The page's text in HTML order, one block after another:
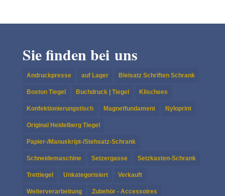
Sie finden bei uns
Andruckpresse auf Lager Bleisatz Schriften Schrank
Boston Tiegel Buchdruck | Tiegel Klischees
Konfektionierungstisch Magnetfundament Nyloprint
Original Heidelberg Tiegel
Papier-/Manuskript-/Stehsatz-Schrank
Schneidemaschine Setzergasse Setzkasten-Schrank
Trettiegel Unkategorisiert Verkauft
Weiterverarbeitung Zubehör - Accessoires